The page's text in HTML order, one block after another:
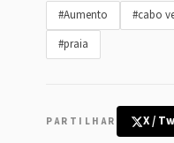
#Aumento #cabo
#praia
PARTILHAR X /